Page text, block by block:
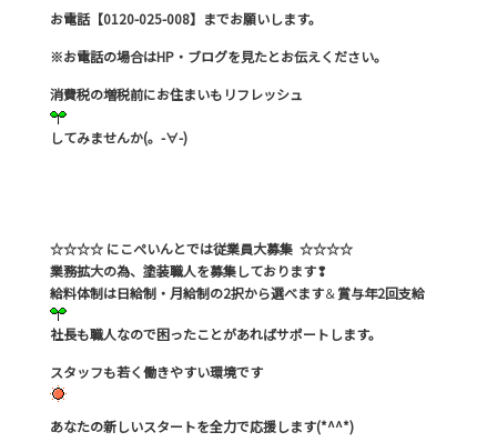
お電話【0120-025-008】までお願いします。
※お電話の場合はHP・ブログを見たとお伝えください。
消費税の増税前にお住まいもリフレッシュ
してみませんか(。-∀-)
☆☆☆☆ にこぺいんとでは従業員大募集 ☆☆☆☆
業務拡大の為、塗装職人を募集しております❢
給料体制は日給制・月給制の2択から選べます＆賞与年2回支給
社長も職人なので困ったことがあればサポートします。
スタッフも若く働きやすい環境です
あなたの新しいスタートを全力で応援します(*^^*)